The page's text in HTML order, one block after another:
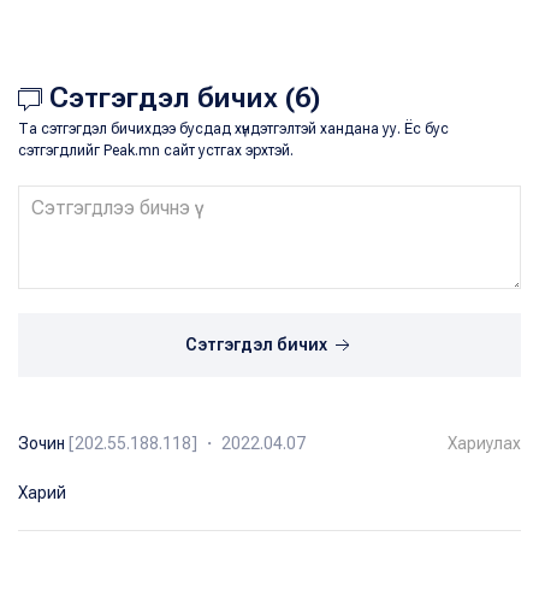
Сэтгэгдэл бичих (6)
Та сэтгэгдэл бичихдээ бусдад хүндэтгэлтэй хандана уу. Ёс бус
сэтгэгдлийг Peak.mn сайт устгах эрхтэй.
Сэтгэгдэл бичих
Зочин [202.55.188.118] ・ 2022.04.07 Хариулах
Харий